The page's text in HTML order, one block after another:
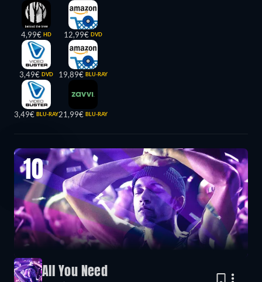
4,99€ HD
3,49€ DVD
3,49€ BLU-RAY
12,99€ DVD
19,89€ BLU-RAY
21,99€ BLU-RAY
10
All You Need